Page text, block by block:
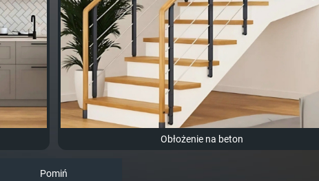
Obłożenie na beton
Pomiń